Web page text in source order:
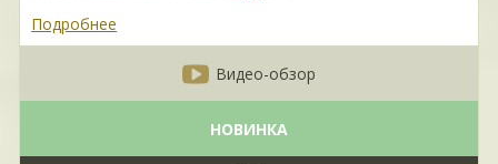
Подробнее
Видео-обзор
НОВИНКА